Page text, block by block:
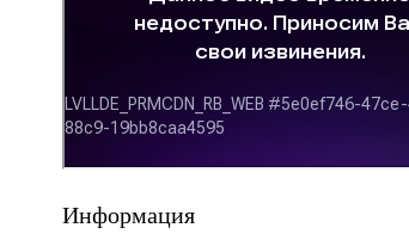
Информация